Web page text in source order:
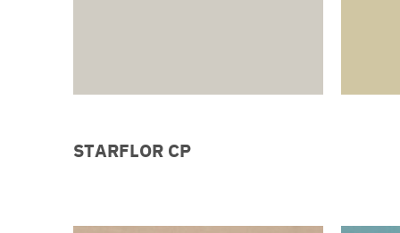
STARFLOR CP